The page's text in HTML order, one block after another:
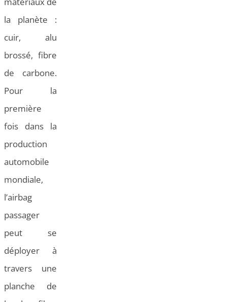
la planète :
cuir, alu
brossé, fibre
de carbone.
Pour la
première
fois dans la
production
automobile
mondiale,
l’airbag
passager
peut se
déployer à
travers une
planche de